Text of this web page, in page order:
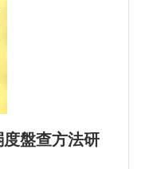
盤查方法研